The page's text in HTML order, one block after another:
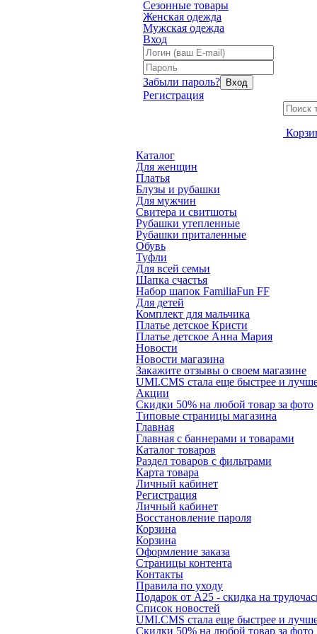
Сезонные товары
Женская одежда
Мужская одежда
Вход
Забыли пароль? Вход
Регистрация
Каталог
Для женщин
Платья
Блузы и рубашки
Для мужчин
Свитера и свитшоты
Рубашки утепленные
Рубашки приталенные
Обувь
Туфли
Для всей семьи
Шапка счастья
Набор шапок FamiliaFun FF
Для детей
Комплект для мальчика
Платье детское Кристи
Платье детское Анна Мария
Новости
Новости магазина
Закажите отзывы о своем магазине
UMI.CMS стала еще быстрее и
Акции
Скидки 50% на любой товар за фото
Типовые страницы магазина
Главная
Главная с баннерами и товарами
Каталог товаров
Раздел товаров с фильтрами
Карта товара
Личный кабинет
Регистрация
Личный кабинет
Восстановление пароля
Корзина
Корзина
Оформление заказа
Страницы контента
Контакты
Правила по уходу
Подарок от А25 - скидка на
Список новостей
UMI.CMS стала еще быстрее и
Скидки 50% на любой товар за фото